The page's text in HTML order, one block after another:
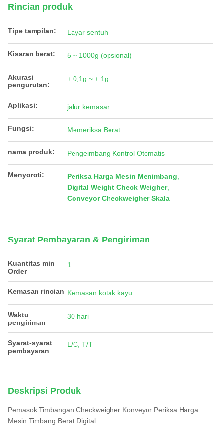
Rincian produk
Tipe tampilan: Layar sentuh
Kisaran berat: 5 ~ 1000g (opsional)
Akurasi
pengurutan:
± 0,1g ~ ± 1g
Aplikasi: jalur kemasan
Fungsi: Memeriksa Berat
nama produk: Pengeimbang Kontrol Otomatis
Menyoroti: Periksa Harga Mesin Menimbang
Digital Weight Check Weigher,
Conveyor Checkweigher Skala
Syarat Pembayaran & Pengiriman
Kuantitas min
Order
1
Kemasan rincian Kemasan kotak kayu
Waktu
pengiriman
30 hari
Syarat-syarat
pembayaran
L/C, T/T
Deskripsi Produk
Pemasok Timbangan Checkweigher Konveyor Periksa Harga
Mesin Timbang Berat Digital